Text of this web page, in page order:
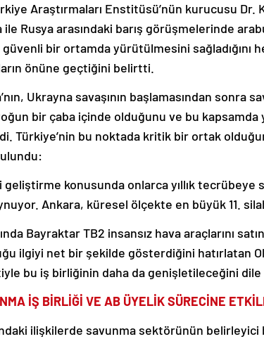
Araştırmaları Enstitüsü’nün kurucusu Dr.
ile Rusya arasındaki barış görüşmelerinde
bir ortamda yürütülmesini sağladığını
önüne geçtiğini belirtti.
Ukrayna savaşının başlamasından sonra
bir çaba içinde olduğunu ve bu kapsamda
Türkiye’nin bu noktada kritik bir ortak
geliştirme konusunda onlarca yıllık tecrübeye
Ankara, küresel ölçekte en büyük 11.
Bayraktar TB2 insansız hava araçlarını
ilgiyi net bir şekilde gösterdiğini hatırlatan
bu iş birliğinin daha da genişletileceğini
İŞ BİRLİĞİ VE AB ÜYELİK SÜRECİNE
ilişkilerde savunma sektörünün